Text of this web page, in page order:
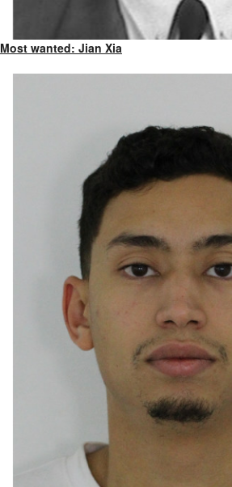
Most wanted: Jian Xia